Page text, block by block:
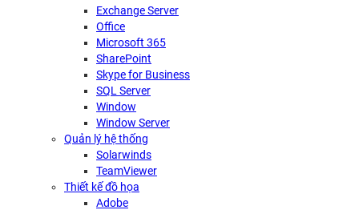
Exchange Server
Office
Microsoft 365
SharePoint
Skype for Business
SQL Server
Window
Window Server
Quản lý hệ thống
Solarwinds
TeamViewer
Thiết kế đồ họa
Adobe